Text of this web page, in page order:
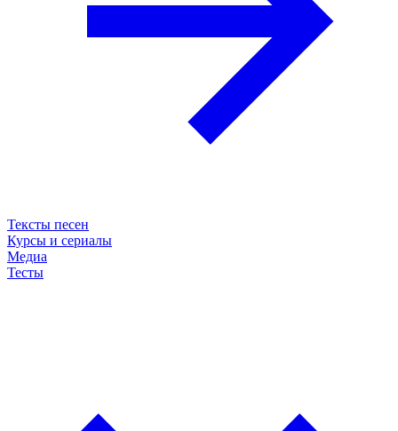
Тексты песен
Курсы и сериалы
Медиа
Тесты